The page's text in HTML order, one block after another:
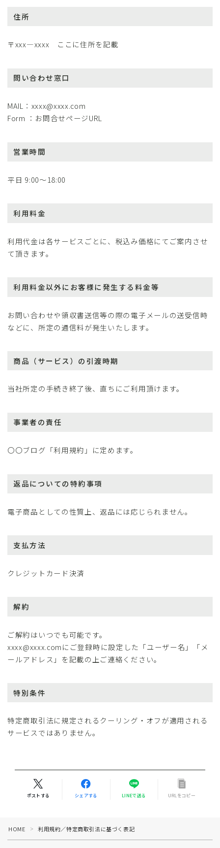
住所
〒xxx―xxxx ここに住所を記載
問い合わせ窓口
MAIL：xxxx@xxxx.com
Form ：お問合せページURL
営業時間
平日 9:00～18:00
利用料金
利用代金は各サービスごとに、税込み価格にてご案内させ
て頂きます。
利用料金以外にお客様に発生する料金等
お問い合わせや領収書送信等の際の電子メールの送受信時
などに、所定の通信料が発生いたします。
商品（サービス）の引渡時期
当社所定の手続き終了後、直ちにご利用頂けます。
事業者の責任
〇〇ブログ「利用規約」に定めます。
返品についての特約事項
電子商品としての性質上、返品には応じられません。
支払方法
クレジットカード決済
解約
ご解約はいつでも可能です。
xxxx@xxxx.comにご登録時に設定した「ユーザー名」「メ
ールアドレス」を記載の上ご連絡ください。
特別条件
特定商取引法に規定されるクーリング・オフが適用される
サービスではありません。
ポストする シェアする LINEで送る URLをコピー
HOME ＞ 利用規約／特定商取引法に基づく表記